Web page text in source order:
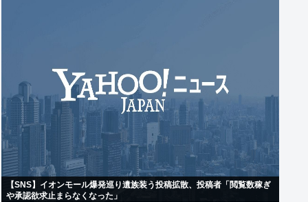
【SNS】イオンモール爆発巡り遺族装う投稿拡散、投稿者「閲覧数稼ぎ
や承認欲求止まらなくなった」